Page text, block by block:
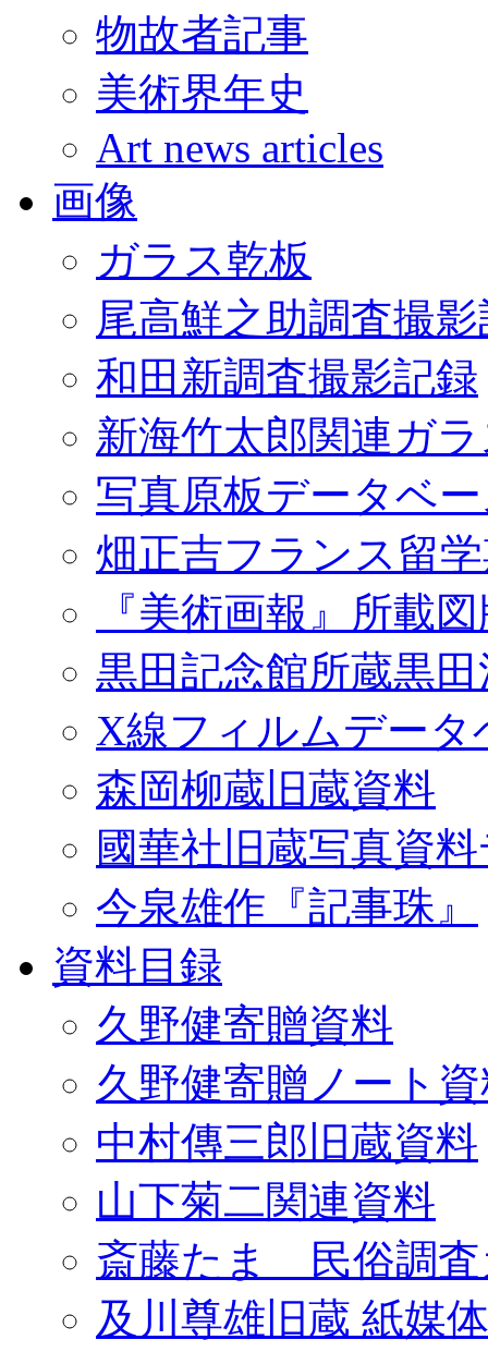
物故者記事
美術界年史
Art news articles
画像
ガラス乾板
尾高鮮之助調査撮
和田新調査撮影記録
新海竹太郎関連ガ
写真原板データベ
畑正吉フランス留
『美術画報』所載
黒田記念館所蔵黒
X線フィルムデータ
森岡柳蔵旧蔵資料
國華社旧蔵写真資
今泉雄作『記事珠』
資料目録
久野健寄贈資料
久野健寄贈ノート
中村傳三郎旧蔵資料
山下菊二関連資料
斎藤たま 民俗調査
及川尊雄旧蔵 紙媒